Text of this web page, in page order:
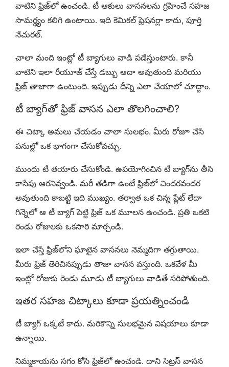
వాటిని ఫ్రిజ్‌లో ఉంచండి. టీ ఆకులు వాసనలను గ్రహించే సహజ
సామర్థ్యం కలిగి ఉంటాయి. ఇది కెమికల్ ఫ్రెషనర్లా కాదు, పూర్తి
నేచురల్.
చాలా మంది ఇంట్లో టీ బ్యాగులు వాడి పడేస్తుంటారు. కానీ
వాటిని ఇలా రీయూజ్ చేస్తే డబ్బు ఆదా అవుతుంది మరియు
ఫ్రిజ్ తాజాగా ఉంటుంది. ఇప్పుడు దీన్ని ఎలా చేయాలో చూద్దాం.
టీ బ్యాగ్‌తో ఫ్రిజ్ వాసన ఎలా తొలగించాలి?
ఈ చిట్కా అమలు చేయడం చాలా సులభం. మీరు రోజూ చేసే
పనుల్లో ఒక భాగంగా చేసుకోవచ్చు.
ముందు టీ తయారు చేసుకోండి. ఉపయోగించిన టీ బ్యాగ్‌ను తీసి
కాసేపు ఆరనివ్వండి. మరీ తడిగా ఉంటే ఫ్రిజ్‌లో చిందరవందర
అవుతుంది కాబట్టి ఇది ముఖ్యం. తర్వాత ఒక చిన్న ప్లేట్ లేదా
గిన్నెలో ఆ టీ బ్యాగ్ పెట్టి ఫ్రిజ్ ఒక మూలన ఉంచండి. ప్రతి ఒకటి
రెండు రోజులకు ఒకసారి మార్చండి.
ఇలా చేస్తే ఫ్రిజ్‌లోని ఘాటైన వాసనలు నెమ్మదిగా తగ్గుతాయి.
మీరు ఫ్రిజ్ తెరిచినప్పుడు తాజా వాసన వస్తుంది. ఒకవేళ మీ
ఇంట్లో రోజుకు రెండు మూడు టీ బ్యాగులు వాడితే సరిపోతుంది.
ఇతర సహజ చిట్కాలు కూడా ప్రయత్నించండి
టీ బ్యాగ్ ఒక్కటే కాదు. మరికొన్ని సులభమైన విషయాలు కూడా
ఉన్నాయి.
నిమ్మకాయను సగం కోసి ఫ్రిజ్‌లో ఉంచండి. దాని సిట్రస్ వాసన